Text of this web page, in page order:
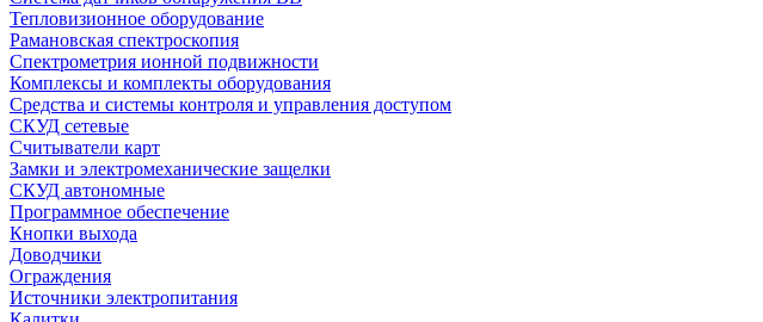
Тепловизионное оборудование
Рамановская спектроскопия
Спектрометрия ионной подвижности
Комплексы и комплекты оборудования
Средства и системы контроля и управления доступом
СКУД сетевые
Считыватели карт
Замки и электромеханические защелки
СКУД автономные
Программное обеспечение
Кнопки выхода
Доводчики
Ограждения
Источники электропитания